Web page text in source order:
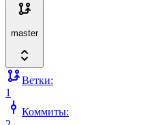
master
Ветки:
1
Коммиты: